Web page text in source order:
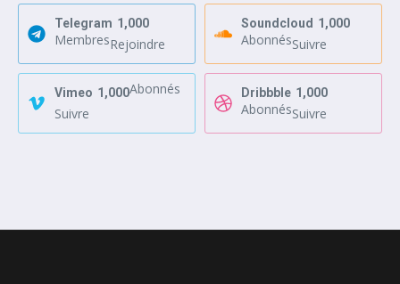
Telegram 1,000
MembresRejoindre
Soundcloud 1,000
AbonnésSuivre
Vimeo 1,000Abonnés
Suivre
Dribbble 1,000
AbonnésSuivre